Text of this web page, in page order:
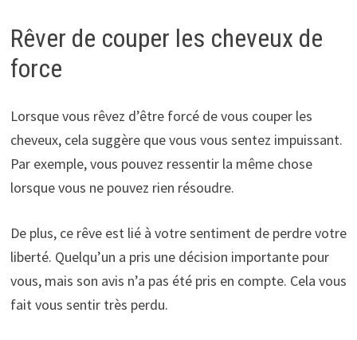
Rêver de couper les cheveux de
force
Lorsque vous rêvez d’être forcé de vous couper les
cheveux, cela suggère que vous vous sentez impuissant.
Par exemple, vous pouvez ressentir la même chose
lorsque vous ne pouvez rien résoudre.
De plus, ce rêve est lié à votre sentiment de perdre votre
liberté. Quelqu’un a pris une décision importante pour
vous, mais son avis n’a pas été pris en compte. Cela vous
fait vous sentir très perdu.